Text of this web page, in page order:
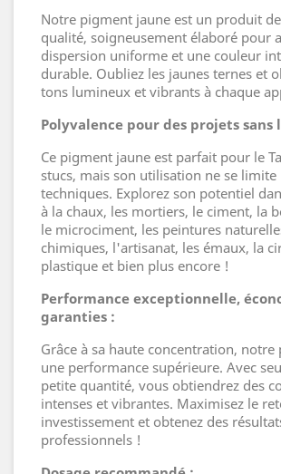
Notre pigment jaune est un produit
qualité, soigneusement élaboré pour
dispersion uniforme et une couleur
durable. Oubliez les jaunes ternes et
tons lumineux et vibrants à chaque
Polyvalence pour des projets sans
Ce pigment jaune est parfait pour le
stucs, mais son utilisation ne se limite
techniques. Explorez son potentiel
à la chaux, les mortiers, le ciment, la
le microciment, les peintures
chimiques, l'artisanat, les émaux, la
plastique et bien plus encore !
Performance exceptionnelle,
garanties :
Grâce à sa haute concentration,
une performance supérieure. Avec
petite quantité, vous obtiendrez des
intenses et vibrantes. Maximisez le
investissement et obtenez des
professionnels !